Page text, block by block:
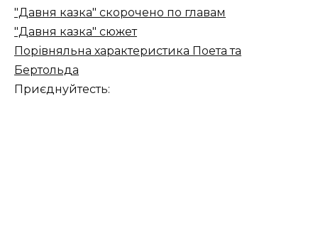
"Давня казка" скорочено по главам
"Давня казка" сюжет
Порівняльна характеристика Поета та
Бертольда
Приєднуйтесть: